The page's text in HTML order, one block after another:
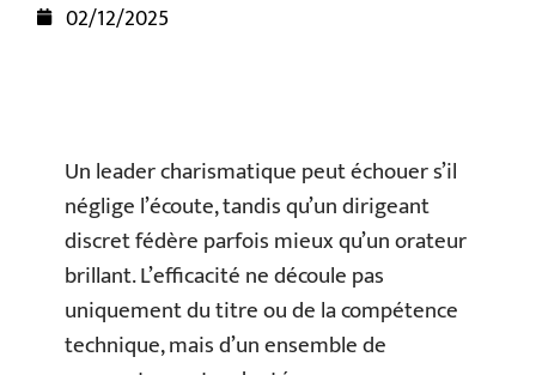
02/12/2025
Un leader charismatique peut échouer s’il
néglige l’écoute, tandis qu’un dirigeant
discret fédère parfois mieux qu’un orateur
brillant. L’efficacité ne découle pas
uniquement du titre ou de la compétence
technique, mais d’un ensemble de